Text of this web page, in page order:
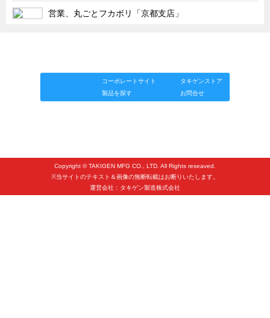
こんなとき、どう言うの?
お知らせ
社外セミナー
営業、丸ごとフカボリ「京都支店」
コーポレートサイト
タキゲンストア
製品を探す
お問合せ
Copyright © TAKIGEN MFG CO., LTD. All Rights reseaved.
※当サイトのテキスト＆画像の無断転載はお断りいたします。
運営会社：タキゲン製造株式会社